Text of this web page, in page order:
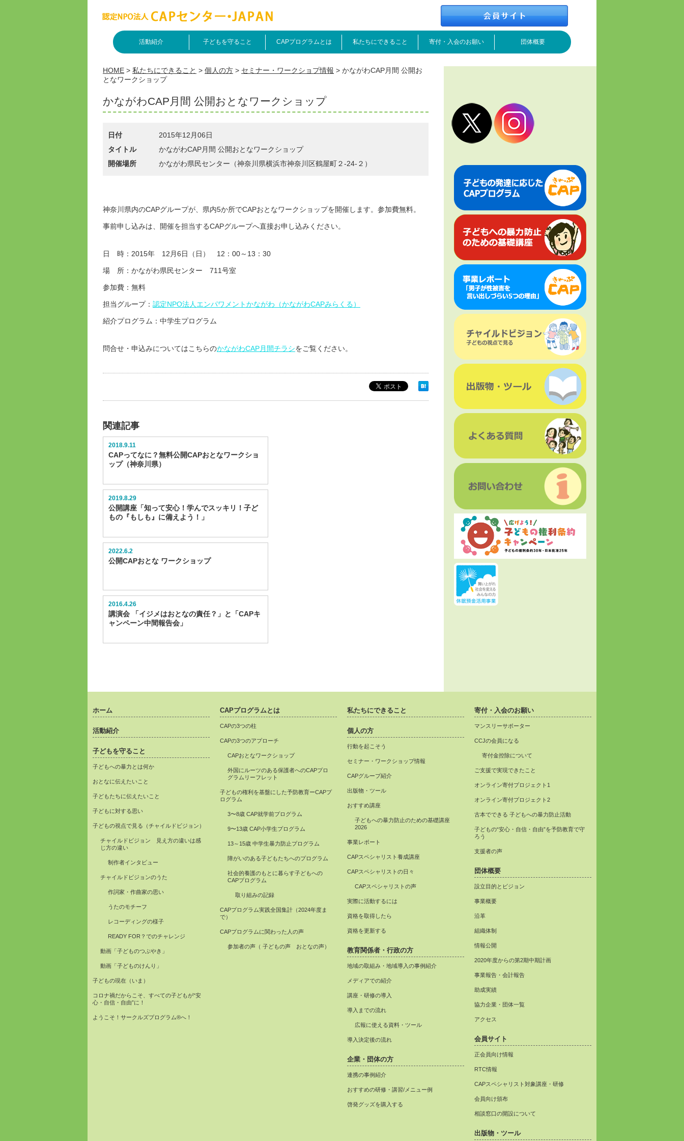
活動紹介 子どもを守ること CAPプログラムとは 私たちにできること 寄付・入会のお願い 団体概要
HOME > 私たちにできること > 個人の方 > セミナー・ワークショプ情報 > かながわCAP月間 公開お
となワークショップ
かながわCAP月間 公開おとなワークショップ
日付
2015年12月06日
タイトル
かながわCAP月間 公開おとなワークショップ
開催場所
かながわ県民センター（神奈川県横浜市神奈川区鶴屋町２-24-２）
神奈川県内のCAPグループが、県内5か所でCAPおとなワークショップを開催します。参加費無料。
事前申し込みは、開催を担当するCAPグループへ直接お申し込みください。
日 時：2015年 12月6日（日） 12：00～13：30
場 所：かながわ県民センター 711号室
参加費：無料
担当グループ： 認定NPO法人エンパワメントかながわ（かながわCAPみらくる）
紹介プログラム：中学生プログラム
問合せ・申込みについてはこちらのかながわCAP月間チラシをご覧ください。
関連記事
2018.9.11
CAPってなに？無料公開CAPおとなワークショ
ップ（神奈川県）
2019.8.29
公開講座「知って安心！学んでスッキリ！子ど
もの『もしも』に備えよう！」
2022.6.2
公開CAPおとな ワークショップ
2016.4.26
講演会 「イジメはおとなの責任？」と「CAPキ
ャンペーン中間報告会」
ホーム
活動紹介
子どもを守ること
子どもへの暴力とは何か
おとなに伝えたいこと
子どもたちに伝えたいこと
子どもに対する思い
子どもの視点で見る（チャイルドビジョン）
チャイルドビジョン 見え方の違いは感
じ方の違い
制作者インタビュー
チャイルドビジョンのうた
作詞家・作曲家の思い
うたのモチーフ
レコーディングの様子
READY FOR？でのチャレンジ
動画「子どものつぶやき」
動画「子どものけんり」
子どもの現在（いま）
コロナ禍だからこそ、すべての子どもが“安
心・自信・自由”に！
ようこそ！サークルズプログラム®へ！
CAPプログラムとは
CAPの3つの柱
CAPの3つのアプローチ
CAPおとなワークショップ
外国にルーツのある保護者へのCAPプロ
グラムリーフレット
子どもの権利を基盤にした予防教育ーCAPプ
ログラム
3〜8歳 CAP就学前プログラム
9〜13歳 CAP小学生プログラム
13～15歳 中学生暴力防止プログラム
障がいのある子どもたちへのプログラム
社会的養護のもとに暮らす子どもへの
CAPプログラム
取り組みの記録
CAPプログラム実践全国集計（2024年度ま
で）
CAPプログラムに関わった人の声
参加者の声（ 子どもの声 おとなの声）
私たちにできること
個人の方
行動を起こそう
セミナー・ワークショップ情報
CAPグループ紹介
出版物・ツール
おすすめ講座
子どもへの暴力防止のための基礎講座
2026
事業レポート
CAPスペシャリスト養成講座
CAPスペシャリストの日々
CAPスペシャリストの声
実際に活動するには
資格を取得したら
資格を更新する
教育関係者・行政の方
地域の取組み・地域導入の事例紹介
メディアでの紹介
講座・研修の導入
導入までの流れ
広報に使える資料・ツール
導入決定後の流れ
企業・団体の方
連携の事例紹介
おすすめの研修・講習/メニュー例
啓発グッズを購入する
寄付・入会のお願い
マンスリーサポーター
CCJの会員になる
寄付金控除について
ご支援で実現できたこと
オンライン寄付プロジェクト1
オンライン寄付プロジェクト2
古本でできる 子どもへの暴力防止活動
子どもの“安心・自信・自由”を予防教育で守
ろう
支援者の声
団体概要
設立目的とビジョン
事業概要
沿革
組織体制
情報公開
2020年度からの第2期中期計画
事業報告・会計報告
助成実績
協力企業・団体一覧
アクセス
会員サイト
正会員向け情報
RTC情報
CAPスペシャリスト対象講座・研修
会員向け頒布
相談窓口の開設について
出版物・ツール